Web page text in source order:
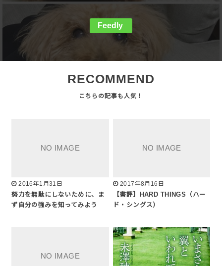
Feedly
RECOMMEND
2016年1月31日
努力を無駄にしないために、ま
ず自分の強みを知ってみよう
2017年8月16日
【書評】HARD THINGS（ハー
ド・シングス）